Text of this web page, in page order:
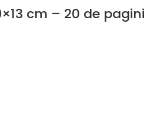
cm – 20 de pagini